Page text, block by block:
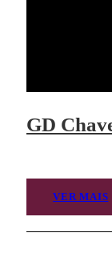
GD
VER MAIS